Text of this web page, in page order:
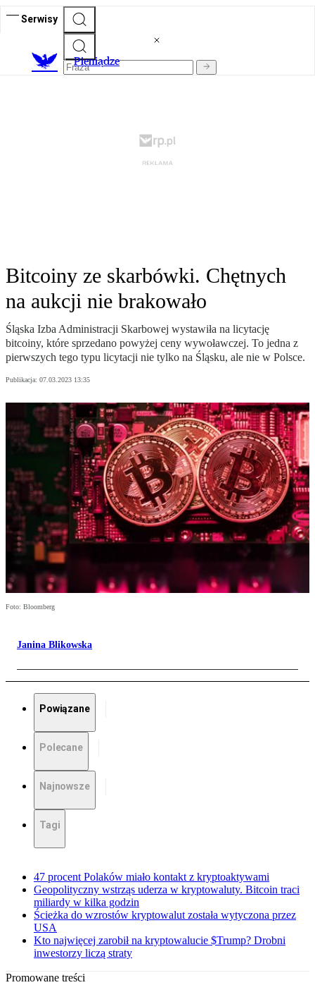
Serwisy
Pieniądze
Bitcoiny ze skarbówki. Chętnych
na aukcji nie brakowało
Śląska Izba Administracji Skarbowej wystawiła na licytację
bitcoiny, które sprzedano powyżej ceny wywoławczej. To jedna z
pierwszych tego typu licytacji nie tylko na Śląsku, ale nie w Polsce.
Publikacja: 07.03.2023 13:35
Foto: Bloomberg
Janina Blikowska
Powiązane
Polecane
Najnowsze
Tagi
47 procent Polaków miało kontakt z kryptoaktywami
Geopolityczny wstrząs uderza w kryptowaluty. Bitcoin traci
miliardy w kilka godzin
Ścieżka do wzrostów kryptowalut została wytyczona przez
USA
Kto najwięcej zarobił na kryptowalucie $Trump? Drobni
inwestorzy liczą straty
Promowane treści